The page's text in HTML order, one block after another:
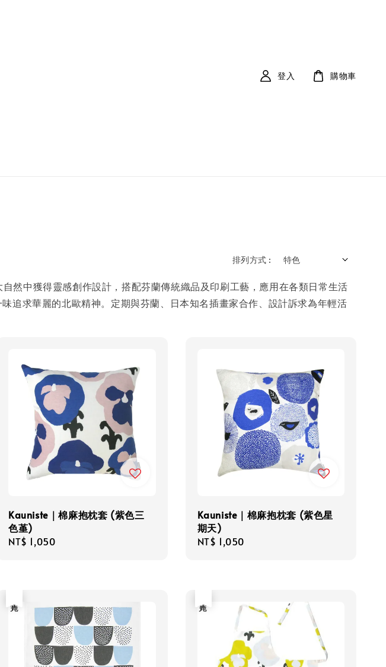
登入 購物車
排列方式 :
然中獲得靈感創作設計，搭配芬蘭傳統織品及印刷工藝，應用在各類日常生活
追求華麗的北歐精神。定期與芬蘭、日本知名插畫家合作、設計訴求為年輕活
Kauniste｜棉麻抱枕套 (紫色三
色堇)
Regular
NT$ 1,050
Kauniste｜棉麻抱枕套 (紫色星
期天)
Regular
NT$ 1,050